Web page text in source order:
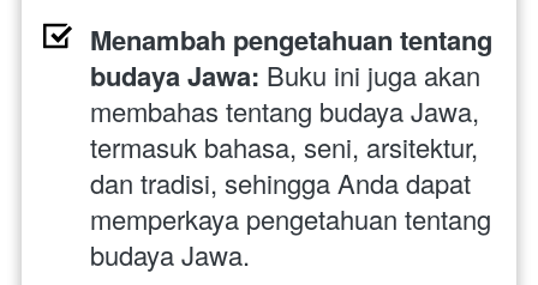
Menambah pengetahuan tentang
budaya Jawa: Buku ini juga akan
membahas tentang budaya Jawa,
termasuk bahasa, seni, arsitektur,
dan tradisi, sehingga Anda dapat
memperkaya pengetahuan tentang
budaya Jawa.